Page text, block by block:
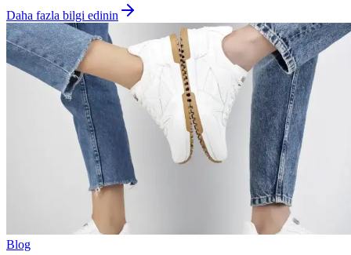
Daha fazla bilgi edinin
Blog